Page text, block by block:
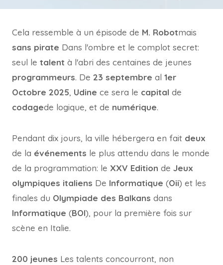
Cela ressemble à un épisode de M. Robotmais
sans pirate Dans l'ombre et le complot secret:
seul le talent à l'abri des centaines de jeunes
programmeurs. De 23 septembre al 1er
Octobre 2025, Udine ce sera le capital de
codagede logique, et de numérique.
Pendant dix jours, la ville hébergera en fait deux
de la événements le plus attendu dans le monde
de la programmation: le XXV Edition de Jeux
olympiques italiens De Informatique (Oii) et les
finales du Olympiade des Balkans dans
Informatique (BOI), pour la première fois sur
scène en Italie.
200 jeunes Les talents concourront, non